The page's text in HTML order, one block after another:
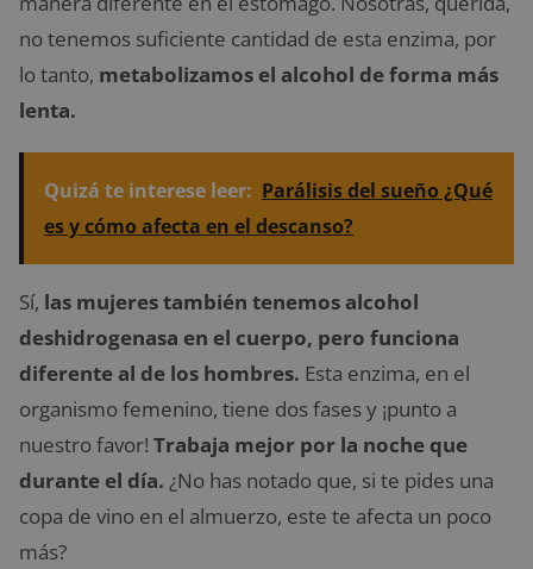
no tenemos suficiente cantidad de esta enzima, por
lo tanto, metabolizamos el alcohol de forma más
lenta.
Quizá te interese leer: Parálisis del sueño ¿Qué
es y cómo afecta en el descanso?
Sí, las mujeres también tenemos alcohol
deshidrogenasa en el cuerpo, pero funciona
diferente al de los hombres. Esta enzima, en el
organismo femenino, tiene dos fases y ¡punto a
nuestro favor! Trabaja mejor por la noche que
durante el día. ¿No has notado que, si te pides una
copa de vino en el almuerzo, este te afecta un poco
más?